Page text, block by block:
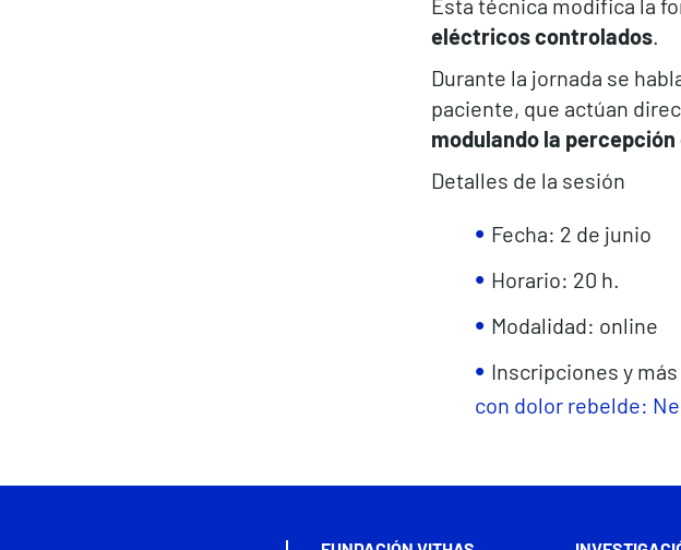
eléctricos controlados.
Durante la jornada se
paciente, que actúan
modulando la percepción
Detalles de la sesión
Fecha: 2 de junio
Horario: 20 h.
Modalidad: online
Inscripciones y
con dolor rebelde: